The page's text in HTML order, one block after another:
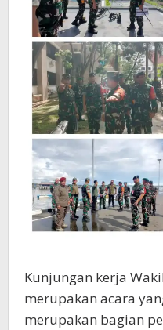
Kunjungan kerja
merupakan acara
merupakan bagian